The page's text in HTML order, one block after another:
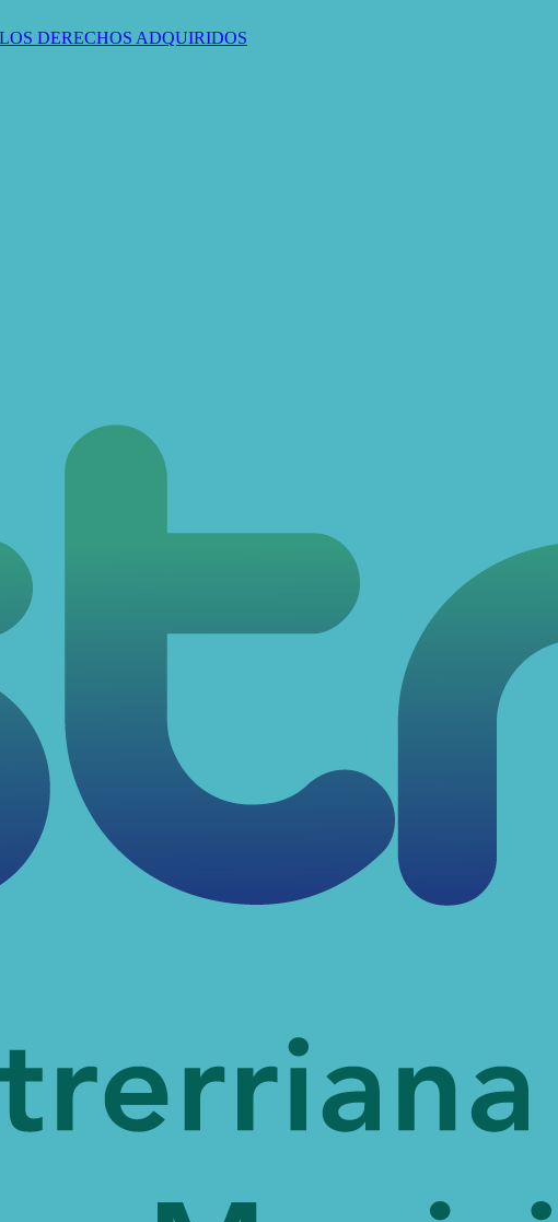
DERECHOS ADQUIRIDOS